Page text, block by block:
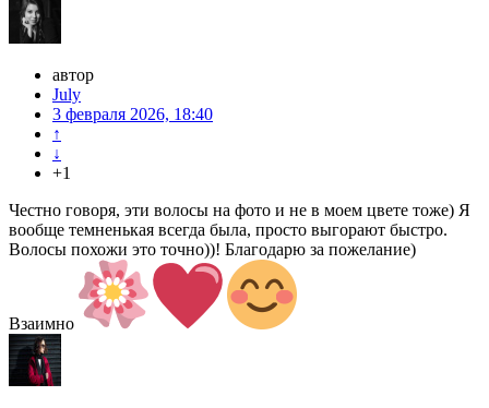
автор
July
3 февраля 2026, 18:40
↑
↓
+1
Честно говоря, эти волосы на фото и не в моем цвете тоже) Я
вообще темненькая всегда была, просто выгорают быстро.
Волосы похожи это точно))! Благодарю за пожелание)
Взаимно